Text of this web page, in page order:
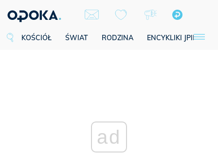
KOŚCIÓŁ ŚWIAT RODZINA ENCYKLIKI JPII
ad